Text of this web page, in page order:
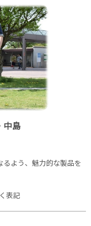
中島
よう、魅力的な製品を
表記